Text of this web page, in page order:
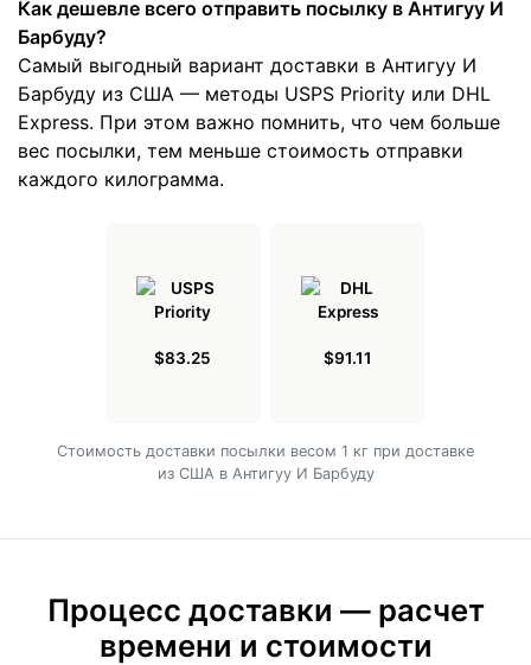
Как дешевле всего отправить посылку в Антигуу И
Барбуду?
Самый выгодный вариант доставки в Антигуу И
Барбуду из США — методы USPS Priority или DHL
Express. При этом важно помнить, что чем больше
вес посылки, тем меньше стоимость отправки
каждого килограмма.
$83.25 $91.11
Cтоимость доставки посылки весом 1 кг при доставке
из США в Антигуу И Барбуду
Процесс доставки — расчет
времени и стоимости